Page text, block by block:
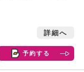
詳細へ
予約する